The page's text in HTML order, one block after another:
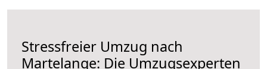
Stressfreier Umzug nach
Martelange: Die Umzugsexperten